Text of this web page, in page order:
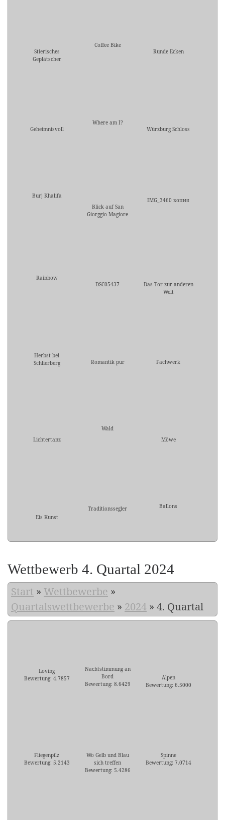
Stierisches
Geplätscher
Coffee Bike
Runde Ecken
Geheimnisvoll
Where am I?
Würzburg Schloss
Burj Khalifa
Blick auf San
Giorggio Magiore
IMG_3460 копия
Rainbow
DSC05437
Das Tor zur anderen
Welt
Herbst bei
Schlierberg
Romantik pur Fachwerk
Lichtertanz
Wald
Möwe
Eis Kunst
Traditionssegler Ballons
Wettbewerb 4. Quartal 2024
Start » Wettbewerbe »
Quartalswettbewerbe » 2024 » 4. Quartal
Loving
Bewertung: 4.7857
Nachtstimmung an
Bord
Bewertung: 8.6429
Alpen
Bewertung: 6.5000
Fliegenpilz
Bewertung: 5.2143
Wo Gelb und Blau
sich treffen
Bewertung: 5.4286
Spinne
Bewertung: 7.0714